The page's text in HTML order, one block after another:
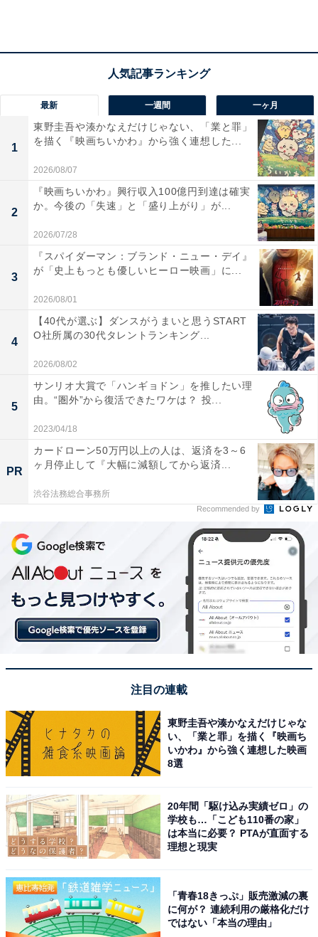
2：新垣結衣さん（11票）
なりたい顔2人目に選ばれたのは、女優の新垣結衣さ
ん。
新垣さんは、2001年にファッション誌『ニコラ』のオー
ディションでグランプリを獲得しモデルデビュー。その
後、2006年から放送された江崎グリコ「ポッキー」シリ
ーズのCMで大ブレイクし、女優としては、ドラマ『リ
ーガル・ハイ』シリーズや『逃げるは恥だが役に立つ』
（2016）に出演するなど高い人気を誇っています。
アンケート回答者からは、「可愛さと綺麗さ兼ね備え
て、ロングもショートも似合うから（30代女性）」や
「なにやっても似合う。どんな髪型でもどんな役でも合
うってすごい。昔からずっと理想的すぎる顔だと思って
いました（30代女性）」など、どんな髪型でも似合う新
垣さんのかわいい顔になりたい！といったコメントがほ
とんどでした。
3：橋本環奈さん（7票）
なりたい顔3人目に選ばれたのは、女優として活躍する
最新 一週間 一ヶ月
1
東野圭吾や湊かなえだけじゃない、「業と罪」
を描く『映画ちいかわ』から強く連想した...
2026/08/07
2
『映画ちいかわ』興行収入100億円到達は確実
か。今後の「失速」と「盛り上がり」が...
2026/07/28
3
『スパイダーマン：ブランド・ニュー・デイ』
が「史上もっとも優しいヒーロー映画」に...
2026/08/01
4
【40代が選ぶ】ダンスがうまいと思うSTART
O社所属の30代タレントランキング...
2026/08/02
5
サンリオ大賞で「ハンギョドン」を推したい理
由。“圏外”から復活できたワケは？ 投...
2023/04/18
PR
カードローン50万円以上の人は、返済を3～6
ヶ月停止して『大幅に減額してから返済...
渋谷法務総合事務所
Recommended by
注目の連載
東野圭吾や湊かなえだけじゃな
い、「業と罪」を描く『映画ち
いかわ』から強く連想した映画
8選
20年間「駆け込み実績ゼロ」の
学校も…「こども110番の家」
は本当に必要？ PTAが直面する
理想と現実
「青春18きっぷ」販売激減の裏
に何が？ 連続利用の厳格化だけ
ではない「本当の理由」